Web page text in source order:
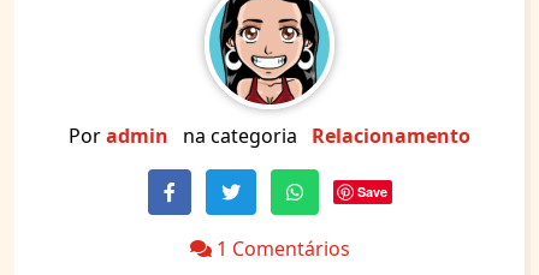
Poradmin na categoria Relacionamento
Save
1 Comentários